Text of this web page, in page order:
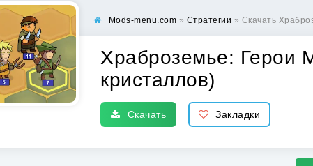
Mods-menu.com » Стратегии » Скачать
Храброземье: Герои
кристаллов)
Скачать Закладки